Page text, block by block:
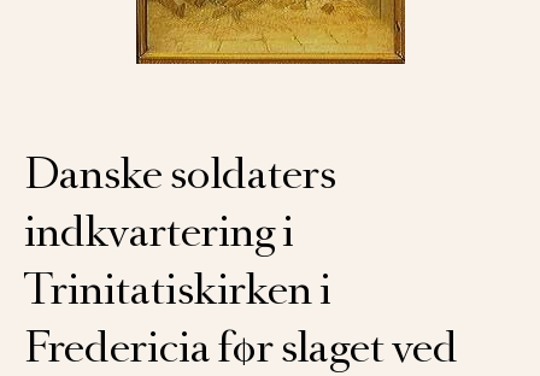
Danske soldaters
indkvartering i
Trinitatiskirken i
Fredericia før slaget ved